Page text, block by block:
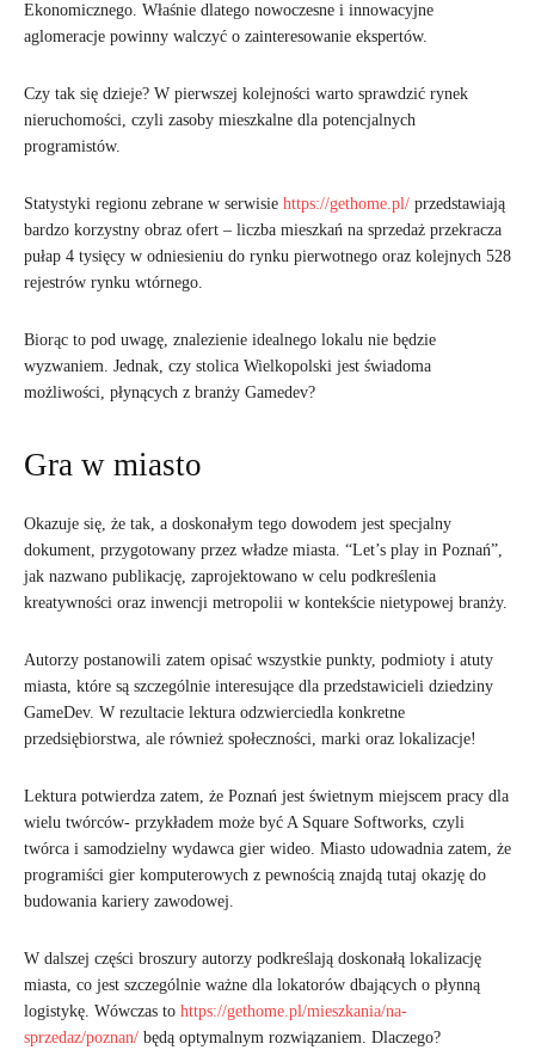
Ekonomicznego. Właśnie dlatego nowoczesne i innowacyjne
aglomeracje powinny walczyć o zainteresowanie ekspertów.
Czy tak się dzieje? W pierwszej kolejności warto sprawdzić rynek
nieruchomości, czyli zasoby mieszkalne dla potencjalnych
programistów.
Statystyki regionu zebrane w serwisie https://gethome.pl/ przedstawiają
bardzo korzystny obraz ofert – liczba mieszkań na sprzedaż przekracza
pułap 4 tysięcy w odniesieniu do rynku pierwotnego oraz kolejnych 528
rejestrów rynku wtórnego.
Biorąc to pod uwagę, znalezienie idealnego lokalu nie będzie
wyzwaniem. Jednak, czy stolica Wielkopolski jest świadoma
możliwości, płynących z branży Gamedev?
Gra w miasto
Okazuje się, że tak, a doskonałym tego dowodem jest specjalny
dokument, przygotowany przez władze miasta. “Let’s play in Poznań”,
jak nazwano publikację, zaprojektowano w celu podkreślenia
kreatywności oraz inwencji metropolii w kontekście nietypowej branży.
Autorzy postanowili zatem opisać wszystkie punkty, podmioty i atuty
miasta, które są szczególnie interesujące dla przedstawicieli dziedziny
GameDev. W rezultacie lektura odzwierciedla konkretne
przedsiębiorstwa, ale również społeczności, marki oraz lokalizacje!
Lektura potwierdza zatem, że Poznań jest świetnym miejscem pracy dla
wielu twórców- przykładem może być A Square Softworks, czyli
twórca i samodzielny wydawca gier wideo. Miasto udowadnia zatem, że
programiści gier komputerowych z pewnością znajdą tutaj okazję do
budowania kariery zawodowej.
W dalszej części broszury autorzy podkreślają doskonałą lokalizację
miasta, co jest szczególnie ważne dla lokatorów dbających o płynną
logistykę. Wówczas to https://gethome.pl/mieszkania/na-
sprzedaz/poznan/ będą optymalnym rozwiązaniem. Dlaczego?